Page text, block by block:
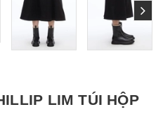
LIM TÚI HỘP